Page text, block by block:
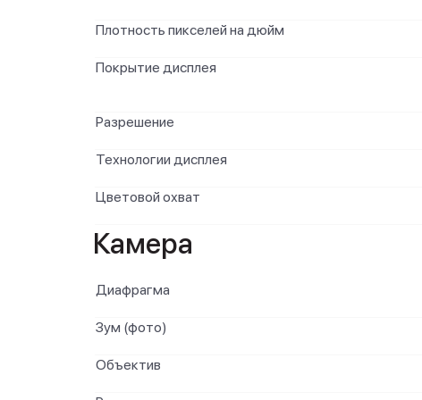
Плотность пикселей на дюйм
Покрытие дисплея
Разрешение
Технологии дисплея
Цветовой охват
Камера
Диафрагма
Зум (фото)
Объектив